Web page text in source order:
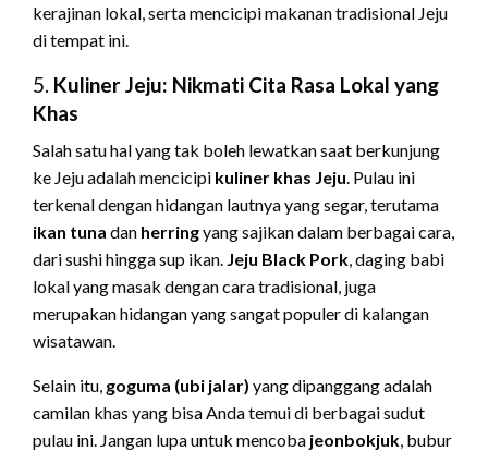
kerajinan lokal, serta mencicipi makanan tradisional Jeju
di tempat ini.
5. Kuliner Jeju: Nikmati Cita Rasa Lokal yang
Khas
Salah satu hal yang tak boleh lewatkan saat berkunjung
ke Jeju adalah mencicipi kuliner khas Jeju. Pulau ini
terkenal dengan hidangan lautnya yang segar, terutama
ikan tuna dan herringyang sajikan dalam berbagai cara,
dari sushi hingga sup ikan. Jeju Black Pork, daging babi
lokal yang masak dengan cara tradisional, juga
merupakan hidangan yang sangat populer di kalangan
wisatawan.
Selain itu, goguma (ubi jalar) yang dipanggang adalah
camilan khas yang bisa Anda temui di berbagai sudut
pulau ini. Jangan lupa untuk mencoba jeonbokjuk, bubur